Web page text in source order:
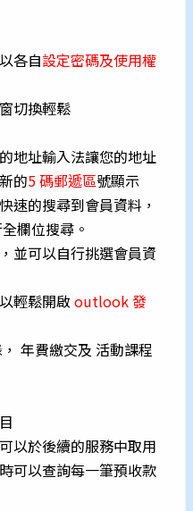
各自設定密碼及使用權
切換輕鬆
地址輸入法讓您的地址
的5 碼郵遞區號顯示
速的搜尋到會員資料，
欄位搜尋。
並可以自行挑選會員資
輕鬆開啟outlook 發
年費繳交及 活動課程
以於後續的服務中取用
可以查詢每一筆預收款